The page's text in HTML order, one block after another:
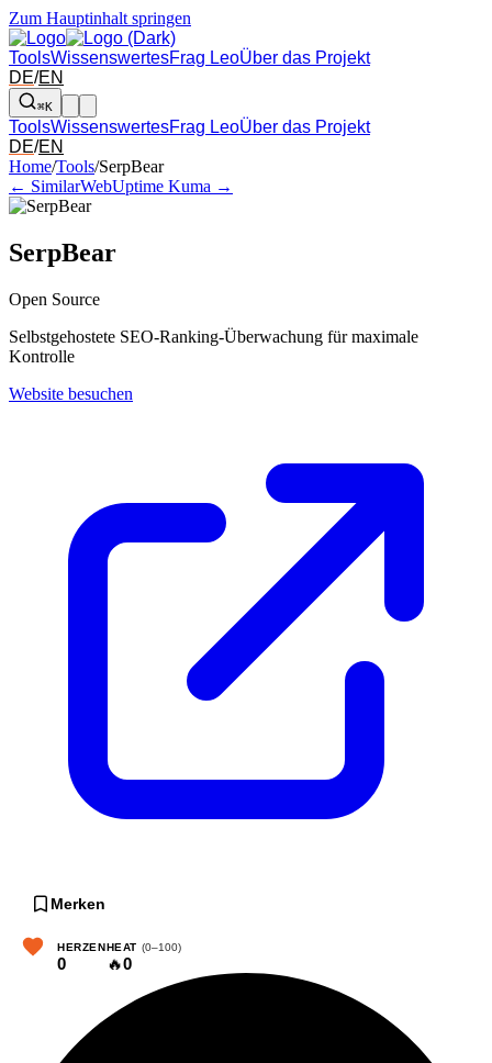
Zum Hauptinhalt springen
ToolsWissenswertesFrag LeoÜber das Projekt
DE/EN
⌘K
ToolsWissenswertesFrag LeoÜber das Projekt
DE/EN
Pfeil links und rechts: zum benachbarten Tool in der Übersicht
Home/Tools/SerpBear
← SimilarWebUptime Kuma →
SerpBear
Open Source
Selbstgehostete SEO-Ranking-Überwachung für maximale
Kontrolle
Website besuchen
Merken
HERZEN
0
HEAT (0–100)
🔥0